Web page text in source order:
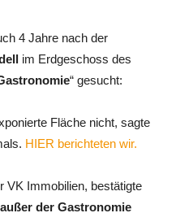
4 Jahre nach der
im Erdgeschoss des
“ gesucht:
Fläche nicht, sagte
HIER berichteten wir.
VK Immobilien, bestätigte
außer der Gastronomie